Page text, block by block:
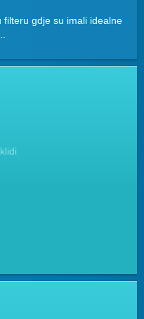
filteru gdje su imali idealne